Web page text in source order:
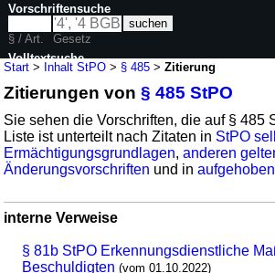
Start > Inhalt StPO > § 485 >Zitierung
Zitierungen von§ 485 StPO
Sie sehen die Vorschriften, die auf § 485
Liste ist unterteilt nach Zitaten in StPO
Ermächtigungsgrundlagen,anderen
Änderungsvorschriften und in
interne Verweise
§ 81b StPO Erkennungsdienstliche
Beschuldigten (vom 01.10.2022)
Vorschriftensuche
§ / Art.
Gesetz
Volltextsuche
nur in StPO